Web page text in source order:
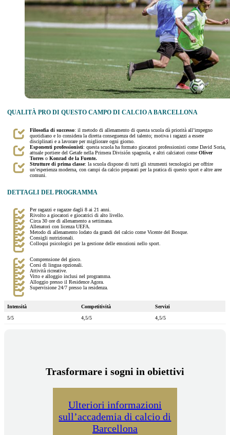
QUALITÀ PRO DI QUESTO CAMPO DI CALCIO A BARCELLONA
Filosofia di successo: il metodo di allenamento di questa scuola dà priorità all’impegno
quotidiano e lo considera la diretta conseguenza del talento; motiva i ragazzi a essere
disciplinati e a lavorare per migliorare ogni giorno.
Esponenti professionisti: questa scuola ha formato giocatori professionisti come David Soria,
attuale portiere del Getafe nella Primera División spagnola, e altri calciatori come Oliver
Torres o Konrad de la Fuente.
Strutture di prima classe: la scuola dispone di tutti gli strumenti tecnologici per offrire
un’esperienza moderna, con campi da calcio preparati per la pratica di questo sport e altre aree
comuni.
DETTAGLI DEL PROGRAMMA
Per ragazzi e ragazze dagli 8 ai 21 anni.
Rivolto a giocatori e giocatrici di alto livello.
Circa 30 ore di allenamento a settimana.
Allenatori con licenza UEFA.
Metodo di allenamento lodato da grandi del calcio come Vicente del Bosque.
Consigli nutrizionali.
Colloqui psicologici per la gestione delle emozioni nello sport.
Comprensione del gioco.
Corsi di lingua opzionali.
Attività ricreative.
Vitto e alloggio inclusi nel programma.
Alloggio presso il Residence Agora.
Supervisione 24/7 presso la residenza.
Intensità Competitività
Servizi
5/5
4,5/5 4,5/5
Trasformare i sogni in obiettivi
Ulteriori informazioni
sull’accademia di calcio di
Barcellona